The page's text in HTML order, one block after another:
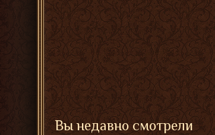
Вы недавно смотрели